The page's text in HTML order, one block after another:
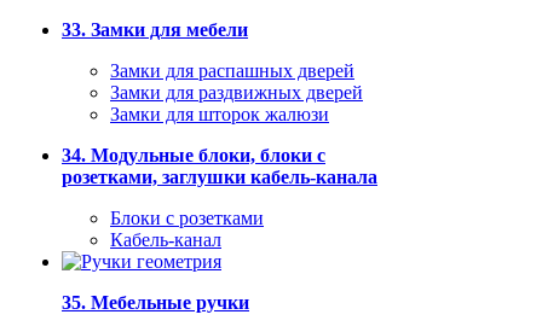
33. Замки для мебели
Замки для распашных дверей
Замки для раздвижных дверей
Замки для шторок жалюзи
34. Модульные блоки, блоки с
розетками, заглушки кабель-канала
Блоки с розетками
Кабель-канал
35. Мебельные ручки